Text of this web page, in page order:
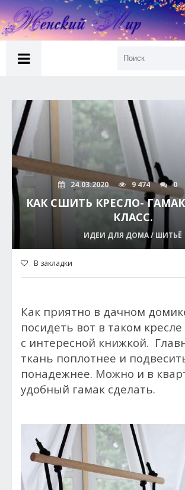
24.03.2020 9 474 0
КАК СШИТЬ КРЕСЛО-
КЛАСС.
ИДЕИ ДЛЯ ДОМА / ШИТЬЁ
В закладки
Как приятно в дачном
посидеть вот в таком
с интересной книжкой.
ткань поплотнее и
понадежнее. Можно и в
удобный гамак сделать.